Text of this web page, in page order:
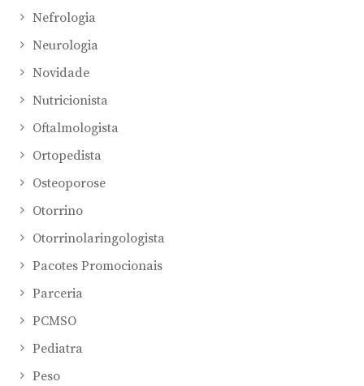
Nefrologia
Neurologia
Novidade
Nutricionista
Oftalmologista
Ortopedista
Osteoporose
Otorrino
Otorrinolaringologista
Pacotes Promocionais
Parceria
PCMSO
Pediatra
Peso